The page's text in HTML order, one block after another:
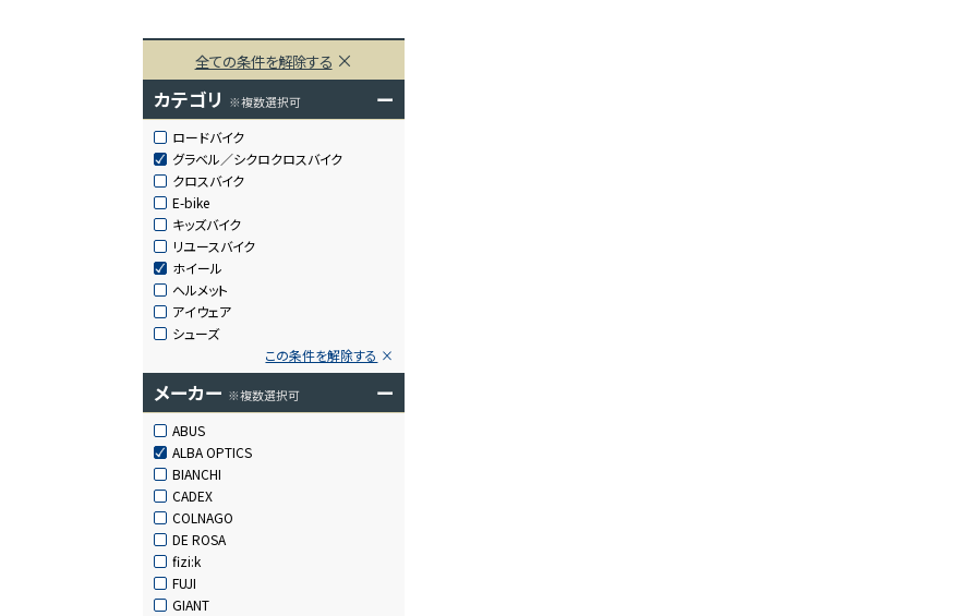
全ての条件を解除する
カテゴリ ※複数選択可 ー
ロードバイク
グラベル／シクロクロスバイク
クロスバイク
E-bike
キッズバイク
リユースバイク
ホイール
ヘルメット
アイウェア
シューズ
この条件を解除する
メーカー ※複数選択可 ー
ABUS
ALBA OPTICS
BIANCHI
CADEX
COLNAGO
DE ROSA
fizi:k
FUJI
GIANT